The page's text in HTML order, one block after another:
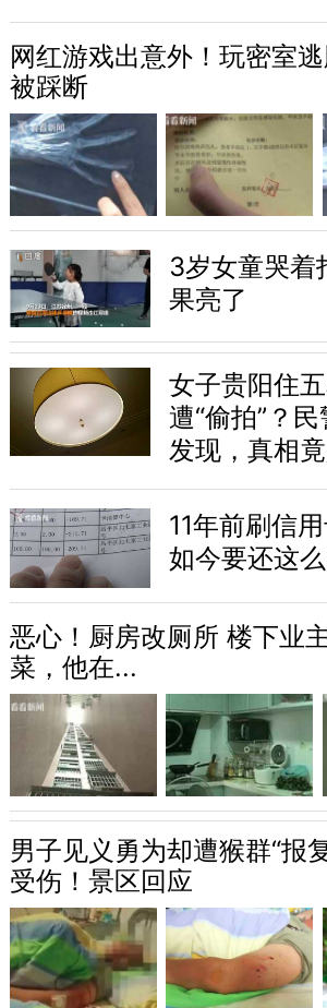
网红游戏出意外！玩密室
被踩断
3岁女童哭着
果亮了
女子贵阳住
遭“偷拍”？
发现，真相
11年前刷信
如今要还这么
恶心！厨房改厕所 楼下业
菜，他在...
男子见义勇为却遭猴群“报
受伤！景区回应